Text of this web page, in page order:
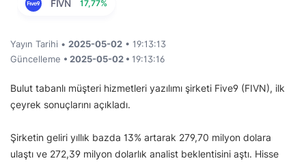
FIVN 17,77%
Yayın Tarihi • 2025-05-02 • 19:13:13
Güncelleme • 2025-05-02 • 19:13:16
Bulut tabanlı müşteri hizmetleri yazılımı şirketi Five9 (FIVN), ilk
çeyrek sonuçlarını açıkladı.
Şirketin geliri yıllık bazda 13% artarak 279,70 milyon dolara
ulaştı ve 272,39 milyon dolarlık analist beklentisini aştı. Hisse